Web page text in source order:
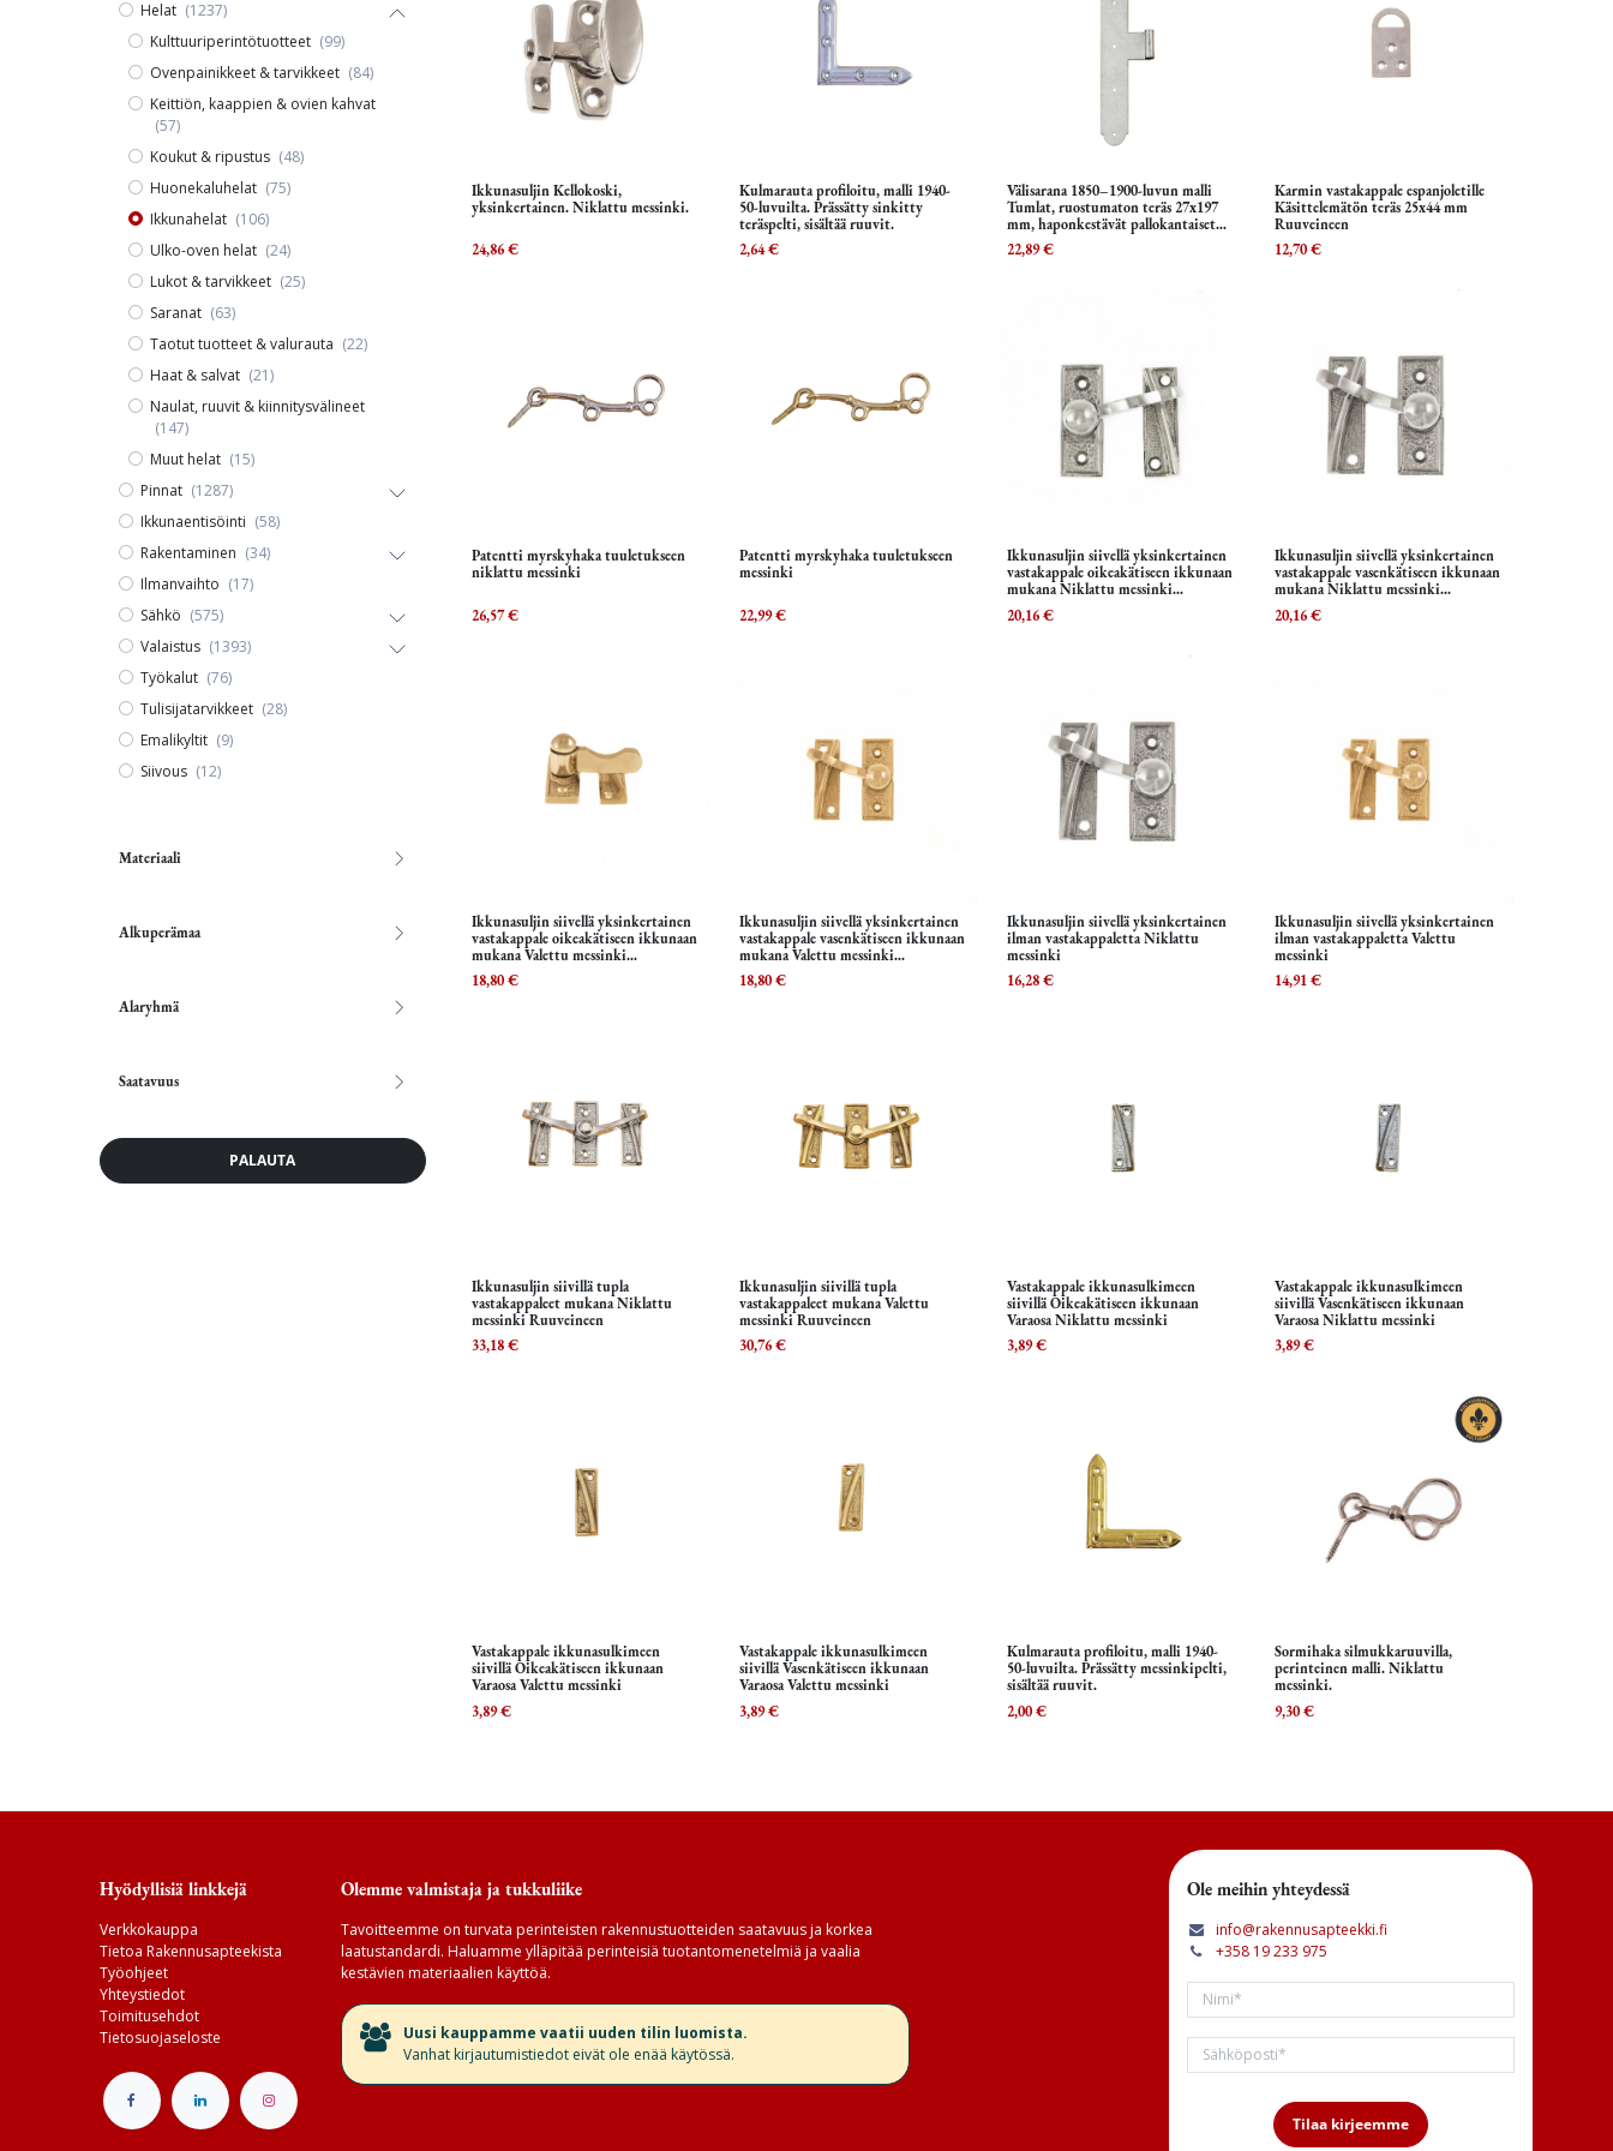
Helat (1237)
Kulttuuriperintötuotteet (99)
Ovenpainikkeet & tarvikkeet (84)
Keittiön, kaappien & ovien kahvat
(57)
Koukut & ripustus (48)
Huonekaluhelat (75)
Ikkunahelat (106)
Ulko-oven helat (24)
Lukot & tarvikkeet (25)
Saranat (63)
Taotut tuotteet & valurauta (22)
Haat & salvat (21)
Naulat, ruuvit & kiinnitysvälineet
(147)
Muut helat (15)
Pinnat (1287)
Ikkunaentisöinti (58)
Rakentaminen (34)
Ilmanvaihto (17)
Sähkö (575)
Valaistus (1393)
Työkalut (76)
Tulisijatarvikkeet (28)
Emalikyltit (9)
Siivous (12)
Materiaali
Alkuperämaa
Alaryhmä
Saatavuus
PALAUTA
Lisää ostoskoriin
Ikkunasuljin Kellokoski,
yksinkertainen. Niklattu messinki.
24,86€
Lisää ostoskoriin
Kulmarauta profiloitu, malli 1940-
50-luvuilta. Prässätty sinkitty
teräspelti, sisältää ruuvit.
2,64€
Lisää ostoskoriin
Välisarana 1850–1900-luvun malli
Tumlat, ruostumaton teräs 27x197
mm, haponkestävät pallokantaiset
ruuvit mukana
22,89€
Lisää ostoskoriin
Karmin vastakappale espanjoletille
Käsittelemätön teräs 25x44 mm
Ruuveineen
12,70€
Lisää ostoskoriin
Patentti myrskyhaka tuuletukseen
niklattu messinki
26,57€
Lisää ostoskoriin
Patentti myrskyhaka tuuletukseen
messinki
22,99€
Lisää ostoskoriin
Ikkunasuljin siivellä yksinkertainen
vastakappale oikeakätiseen ikkunaan
mukana Niklattu messinki
Ruuveineen
20,16€
Lisää ostoskoriin
Ikkunasuljin siivellä yksinkertainen
vastakappale vasenkätiseen ikkunaan
mukana Niklattu messinki
Ruuveineen
20,16€
Lisää ostoskoriin
Ikkunasuljin siivellä yksinkertainen
vastakappale oikeakätiseen ikkunaan
mukana Valettu messinki
Ruuveineen
18,80€
Lisää ostoskoriin
Ikkunasuljin siivellä yksinkertainen
vastakappale vasenkätiseen ikkunaan
mukana Valettu messinki
Ruuveineen
18,80€
Lisää ostoskoriin
Ikkunasuljin siivellä yksinkertainen
ilman vastakappaletta Niklattu
messinki
16,28€
Lisää ostoskoriin
Ikkunasuljin siivellä yksinkertainen
ilman vastakappaletta Valettu
messinki
14,91€
Lisää ostoskoriin
Ikkunasuljin siivillä tupla
vastakappaleet mukana Niklattu
messinki Ruuveineen
33,18€
Lisää ostoskoriin
Ikkunasuljin siivillä tupla
vastakappaleet mukana Valettu
messinki Ruuveineen
30,76€
Lisää ostoskoriin
Vastakappale ikkunasulkimeen
siivillä Oikeakätiseen ikkunaan
Varaosa Niklattu messinki
3,89€
Lisää ostoskoriin
Vastakappale ikkunasulkimeen
siivillä Vasenkätiseen ikkunaan
Varaosa Niklattu messinki
3,89€
Lisää ostoskoriin
Vastakappale ikkunasulkimeen
siivillä Oikeakätiseen ikkunaan
Varaosa Valettu messinki
3,89€
Lisää ostoskoriin
Vastakappale ikkunasulkimeen
siivillä Vasenkätiseen ikkunaan
Varaosa Valettu messinki
3,89€
Lisää ostoskoriin
Kulmarauta profiloitu, malli 1940-
50-luvuilta. Prässätty messinkipelti,
sisältää ruuvit.
2,00€
Lisää ostoskoriin
Sormihaka silmukkaruuvilla,
perinteinen malli. Niklattu
messinki.
9,30€
Hyödyllisiä linkkejä
Verkkokauppa
Tietoa Rakennusapteekista
Työohjeet
Yhteystiedot
Toimitusehdot
Tietosuojaseloste
Olemme valmistaja ja tukkuliike
Tavoitteemme on turvata perinteisten rakennustuotteiden saatavuus ja korkea
laatustandardi. Haluamme ylläpitää perinteisiä tuotantomenetelmiä ja vaalia
kestävien materiaalien käyttöä.
​Uusi kauppamme vaatii uuden tilin luomista.
Vanhat kirjautumistiedot eivät ole enää käytössä.
Ole meihin yhteydessä
info@rakennusapteekki.fi
+358 19 233 975
Tilaa kirjeemme